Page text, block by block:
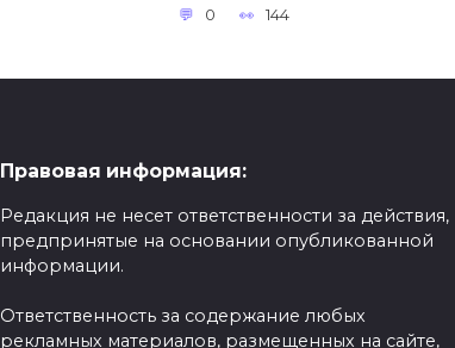
0 144
Правовая информация:
Редакция не несет ответственности за действия,
предпринятые на основании опубликованной
информации.
Ответственность за содержание любых
рекламных материалов, размещенных на сайте,